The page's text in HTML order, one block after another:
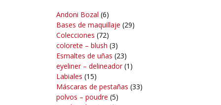
Andoni Bozal (6)
Bases de maquillaje (29)
Colecciones (72)
colorete – blush (3)
Esmaltes de uñas (23)
eyeliner – delineador(1)
Labiales (15)
Máscaras de pestañas (33)
polvos – poudre (5)